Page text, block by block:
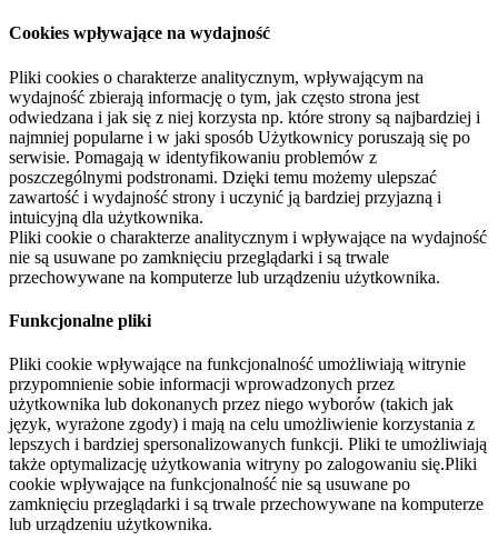
Cookies wpływające na wydajność
Pliki cookies o charakterze analitycznym, wpływającym na
wydajność zbierają informację o tym, jak często strona jest
odwiedzana i jak się z niej korzysta np. które strony są najbardziej i
najmniej popularne i w jaki sposób Użytkownicy poruszają się po
serwisie. Pomagają w identyfikowaniu problemów z
poszczególnymi podstronami. Dzięki temu możemy ulepszać
zawartość i wydajność strony i uczynić ją bardziej przyjazną i
intuicyjną dla użytkownika.
Pliki cookie o charakterze analitycznym i wpływające na wydajność
nie są usuwane po zamknięciu przeglądarki i są trwale
przechowywane na komputerze lub urządzeniu użytkownika.
Funkcjonalne pliki
Pliki cookie wpływające na funkcjonalność umożliwiają witrynie
przypomnienie sobie informacji wprowadzonych przez
użytkownika lub dokonanych przez niego wyborów (takich jak
język, wyrażone zgody) i mają na celu umożliwienie korzystania z
lepszych i bardziej spersonalizowanych funkcji. Pliki te umożliwiają
także optymalizację użytkowania witryny po zalogowaniu się.Pliki
cookie wpływające na funkcjonalność nie są usuwane po
zamknięciu przeglądarki i są trwale przechowywane na komputerze
lub urządzeniu użytkownika.